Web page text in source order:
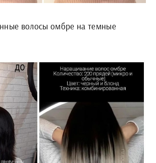
волосы омбре на темные